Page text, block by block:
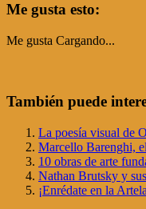
Me gusta esto:
Me gusta Cargando...
También puede
La poesía visual de
Marcello Barenghi,
10 obras de arte
Nathan Brutsky y
¡Enrédate en la